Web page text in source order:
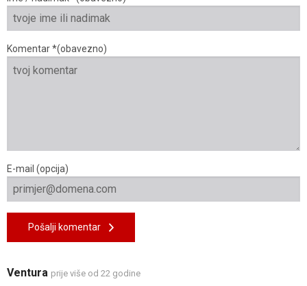
Komentar *(obavezno)
E-mail (opcija)
Pošalji komentar
Ventura prije više od 22 godine